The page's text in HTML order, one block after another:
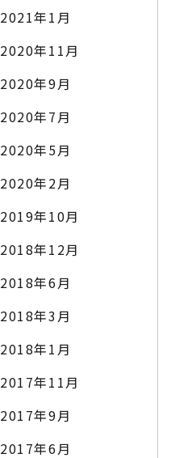
2021年1月
2020年11月
2020年9月
2020年7月
2020年5月
2020年2月
2019年10月
2018年12月
2018年6月
2018年3月
2018年1月
2017年11月
2017年9月
2017年6月